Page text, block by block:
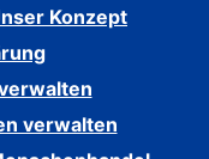
Konzept
verwalten